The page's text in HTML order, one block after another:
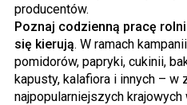
producentów.
Poznaj codzienną pracę
się kierują. W ramach
pomidorów, papryki, cukinii,
kapusty, kalafiora i innych –
najpopularniejszych krajowych